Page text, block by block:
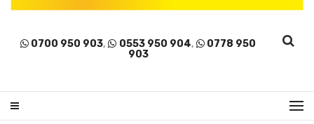
0700 950 903, 0553 950 904,
0778 950
903